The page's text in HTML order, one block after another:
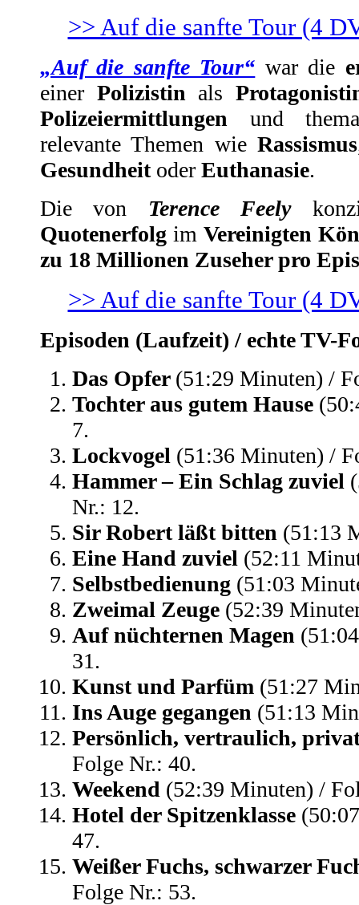
>> Auf die sanfte Tour (4
„Auf die sanfte Tour“ war die
einer Polizistin als
Polizeiermittlungen und
relevante Themen wieRassismus
Gesundheitoder Euthanasie.
Die von Terence Feely
Quotenerfolg im Vereinigten
zu 18 Millionen Zuseher pro
>> Auf die sanfte Tour (4
Episoden (Laufzeit) / echte TV-
Das Opfer (51:29 Minuten) /
Tochter aus gutem Hause
7.
Lockvogel (51:36 Minuten) /
Hammer – Ein Schlag zuviel
Nr.: 12.
Sir Robert läßt bitten (51:13
Eine Hand zuviel (52:11
Selbstbedienung (51:03
Zweimal Zeuge (52:39
Auf nüchternen Magen
31.
Kunst und Parfüm (51:27
Ins Auge gegangen (51:13
Persönlich, vertraulich,
Folge Nr.: 40.
Weekend (52:39 Minuten) /
Hotel der Spitzenklasse
47.
Weißer Fuchs, schwarzer
Folge Nr.: 53.